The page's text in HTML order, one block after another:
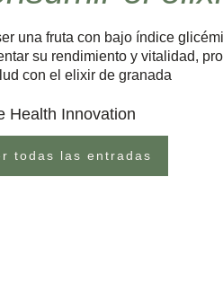
una fruta con bajo índice
su rendimiento y vitalidad,
con el elixir de granada
Health Innovation
todas las entradas